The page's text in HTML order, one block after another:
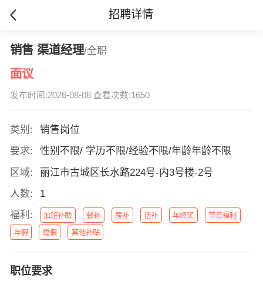
招聘详情
销售 渠道经理/全职
面议
发布时间:2026-08-08 查看次数:1650
类别:
销售岗位
要求:
性别不限/ 学历不限/经验不限/年龄年龄不限
区域:
丽江市古城区长水路224号-内3号楼-2号
人数:
1
福利:
加班补助 餐补 房补 话补 年终奖 节日福利
年假 婚假 其他补贴
职位要求